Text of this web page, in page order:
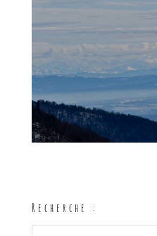
Recherche :